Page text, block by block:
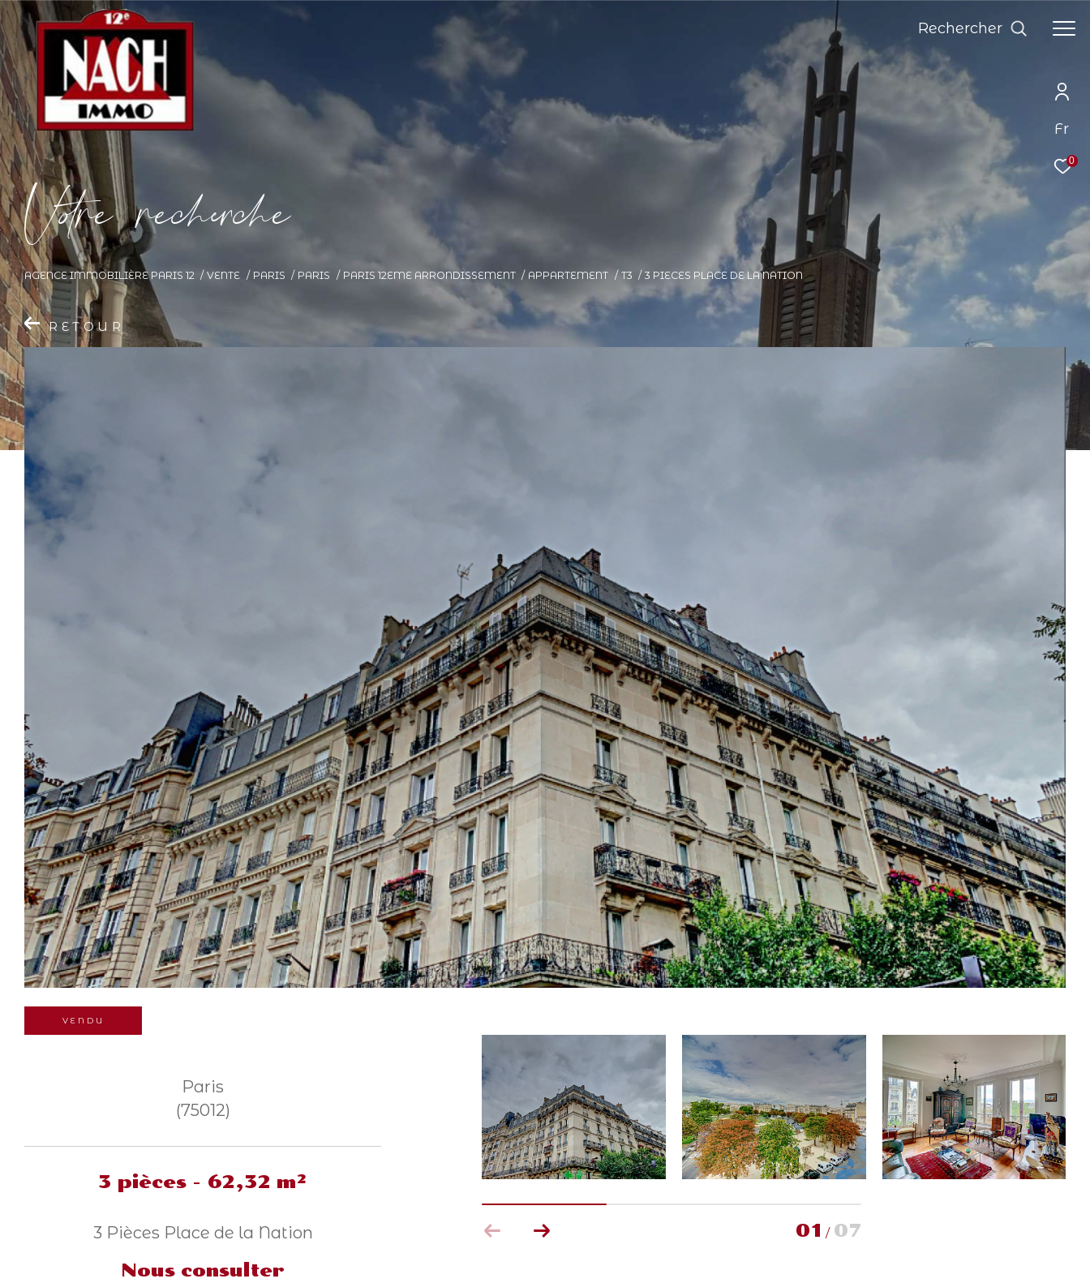
Fr
0
Rechercher
Vore recece
AGENCE IMMOBILIÈRE PARIS 12 VENTE PARIS PARIS PARIS 12EME ARRONDISSEMENT APPARTEMENT T3 3 PIECES PLACE DE LA NATION
RETOUR
VENDU
01 / 07
Paris
(75012)
3 pièces - 62,32 m²
3 Pièces Place de la Nation
Nous consulter